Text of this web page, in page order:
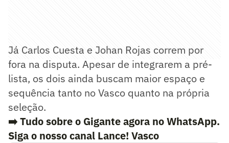
Já Carlos Cuesta e Johan Rojas correm por
fora na disputa. Apesar de integrarem a pré-
lista, os dois ainda buscam maior espaço e
sequência tanto no Vasco quanto na própria
seleção.
➡️ Tudo sobre o Gigante agora no WhatsApp.
Siga o nosso canal Lance! Vasco